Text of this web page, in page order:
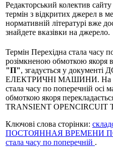
Редакторський колектив
термін з відкритих джерел в
нормативній літературі вже
знайдете вказівки на джерело.
Термін Перехідна стала часу
розімкненою обмоткою якоря
"П", згадується у
ЕЛЕКТРИЧНІ МАШИНИ. На
стала часу по поперечній осі
обмоткою якоря
TRANSIENT OPENCIRCUIT
Ключові слова сторінки:
ПОСТОЯННАЯ ВРЕМЕНИ
стала часу по поперечній .